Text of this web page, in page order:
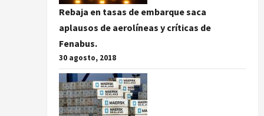
Rebaja en tasas de embarque saca
aplausos de aerolíneas y críticas de
Fenabus.
30 agosto, 2018